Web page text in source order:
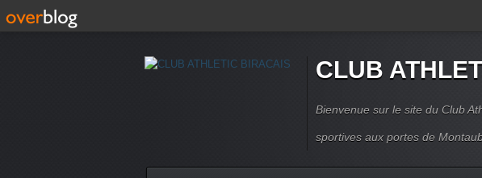
CLUB
Bienvenue sur le site du Club
sportives aux portes de